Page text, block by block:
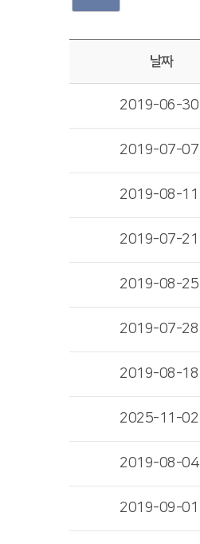
날짜
2019-06-30
2019-07-07
2019-08-11
2019-07-21
2019-08-25
2019-07-28
2019-08-18
2025-11-02
2019-08-04
2019-09-01